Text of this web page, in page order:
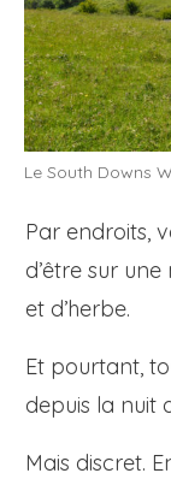
Le South Downs
Par endroits,
d’être sur
et d’herbe.
Et pourtant,
depuis la nuit
Mais discret.